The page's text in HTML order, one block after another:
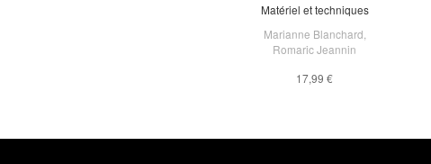
Matériel et techniques
Marianne Blanchard
Romaric Jeannin
17,99 €